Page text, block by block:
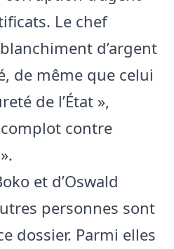
Le chef
d’argent
de même que celui
de l’État »,
contre
et d’Oswald
personnes sont
dossier. Parmi elles